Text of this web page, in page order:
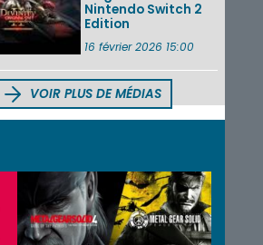
Nintendo Switch 2
Edition
16 février 2026 15:00
VOIR PLUS DE MÉDIAS